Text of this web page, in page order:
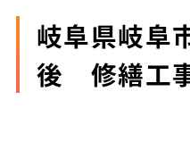
岐阜県岐
後 修繕工